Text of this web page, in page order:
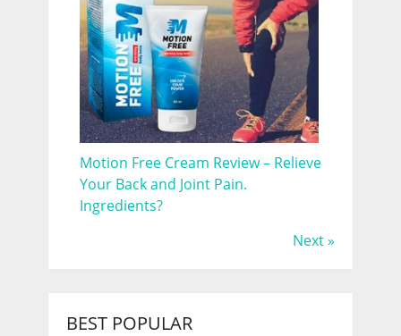
Motion Free Cream Review – Relieve
Your Back and Joint Pain.
Ingredients?
Next »
BEST POPULAR